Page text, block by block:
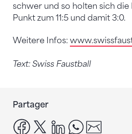
schwer und so holten sich die
Punkt zum 11:5 und damit 3:0.
Weitere Infos:
Text: Swiss Faustball
Partager
facebook
x linkedinwhatsapp